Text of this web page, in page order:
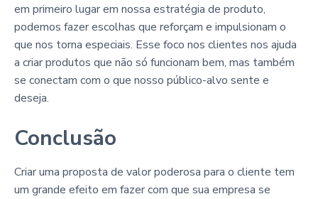
em primeiro lugar em nossa estratégia de produto,
podemos fazer escolhas que reforçam e impulsionam o
que nos torna especiais. Esse foco nos clientes nos ajuda
a criar produtos que não só funcionam bem, mas também
se conectam com o que nosso público-alvo sente e
deseja.
Conclusão
Criar uma proposta de valor poderosa para o cliente tem
um grande efeito em fazer com que sua empresa se